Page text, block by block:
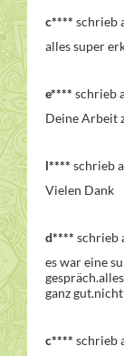
c**** schrieb
alles super
e**** schrieb
Deine Arbeit
l**** schrieb
Vielen Dank
d**** schrieb
es war eine
ganz
c**** schrieb